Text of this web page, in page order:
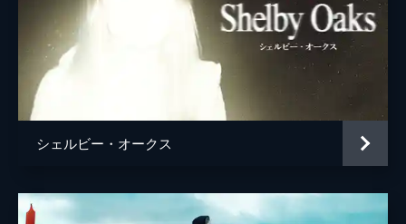
シェルビー・オークス